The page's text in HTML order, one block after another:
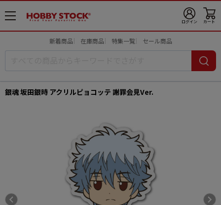
メ
ニ
ログイン カート
新着商品 在庫商品 特集一覧 セール商品
銀魂 坂田銀時 アクリルピョコッテ 謝罪会見Ver.